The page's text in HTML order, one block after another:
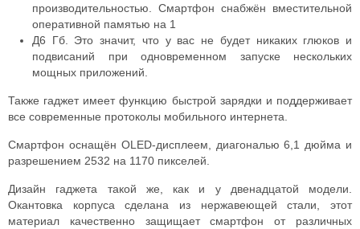
производительностью. Смартфон снабжён вместительной
оперативной памятью на 1
Д6 Гб. Это значит, что у вас не будет никаких глюков и
подвисаний при одновременном запуске нескольких
мощных приложений.
Также гаджет имеет функцию быстрой зарядки и поддерживает
все современные протоколы мобильного интернета.
Смартфон оснащён OLED-дисплеем, диагональю 6,1 дюйма и
разрешением 2532 на 1170 пикселей.
Дизайн гаджета такой же, как и у двенадцатой модели.
Окантовка корпуса сделана из нержавеющей стали, этот
материал качественно защищает смартфон от различных